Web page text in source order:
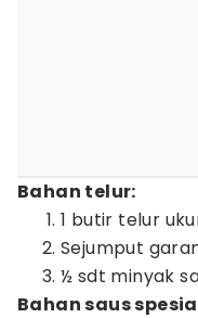
Bahan telur:
1 butir telur
Sejumput
½ sdt minyak
Bahan saus